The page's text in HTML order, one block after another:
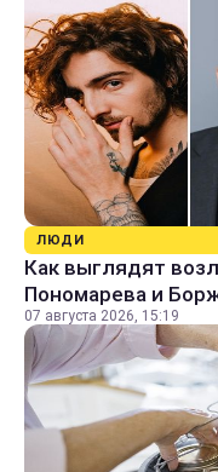
ЛЮДИ
Как выглядят
Пономарева и
07 августа 2026, 15:19